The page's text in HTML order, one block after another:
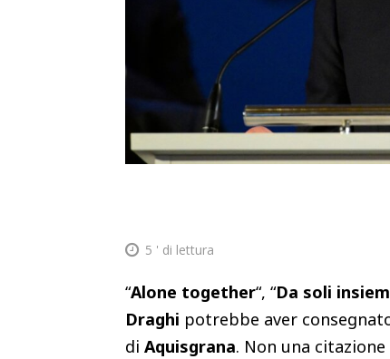
5 ' di lettura
“Alone together“, “Da soli
Draghi potrebbe aver
di Aquisgrana. Non una